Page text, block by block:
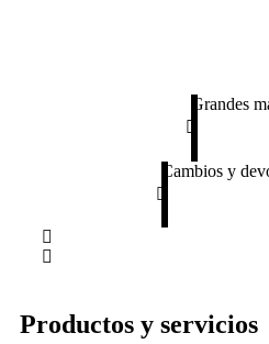
Grandes
Cambios y
Productos y servicios